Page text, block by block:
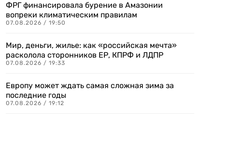
ФРГ финансировала бурение в Амазонии
вопреки климатическим правилам
07.08.2026 / 19:50
Мир, деньги, жилье: как «российская мечта»
расколола сторонников ЕР, КПРФ и ЛДПР
07.08.2026 / 19:33
Европу может ждать самая сложная зима за
последние годы
07.08.2026 / 19:12